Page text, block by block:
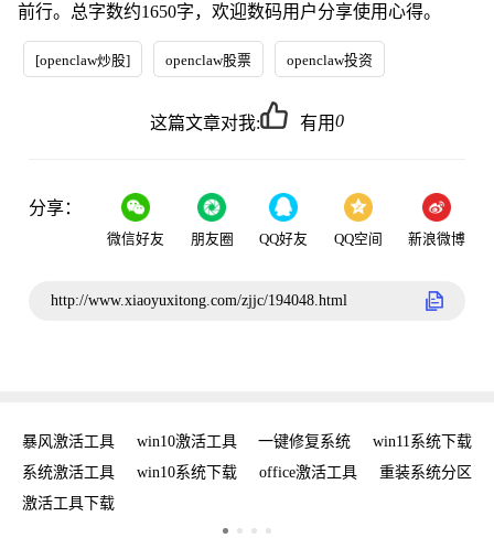
前行。总字数约1650字，欢迎数码用户分享使用心得。
[openclaw炒股] openclaw股票 openclaw投资
这篇文章对我: 有用0
分享：
微信好友 朋友圈 QQ好友 QQ空间 新浪微博
http://www.xiaoyuxitong.com/zjjc/194048.html
暴风激活工具 win10激活工具 一键修复系统
win11系统下载
系统激活工具
win10系统下载 office激活工具
重装系统分区
激活工具下载